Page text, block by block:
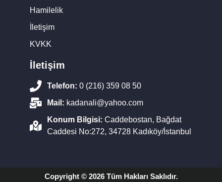
Hamilelik
İletişim
KVKK
İletişim
Telefon: 0 (216) 359 08 50
Mail: kadanali@yahoo.com
Konum Bilgisi: Caddebostan, Bağdat
Caddesi No:272, 34728 Kadıköy/İstanbul
Copyright © 2026 Tüm Hakları Saklıdır.